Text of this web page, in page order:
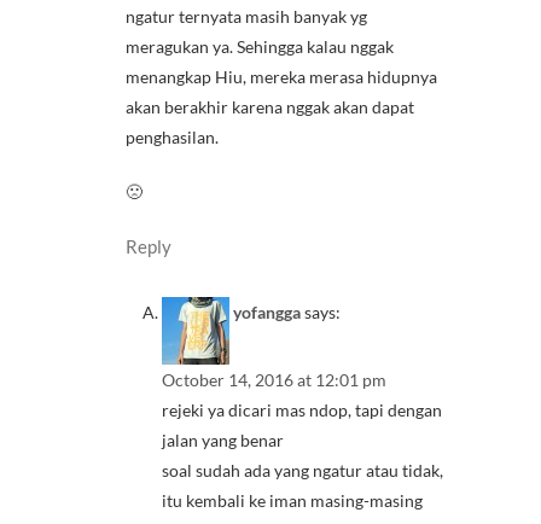
ngatur ternyata masih banyak yg
meragukan ya. Sehingga kalau nggak
menangkap Hiu, mereka merasa hidupnya
akan berakhir karena nggak akan dapat
penghasilan.
🙁
Reply
yofanggasays:
October 14, 2016 at 12:01 pm
rejeki ya dicari mas ndop, tapi dengan
jalan yang benar
soal sudah ada yang ngatur atau tidak,
itu kembali ke iman masing-masing